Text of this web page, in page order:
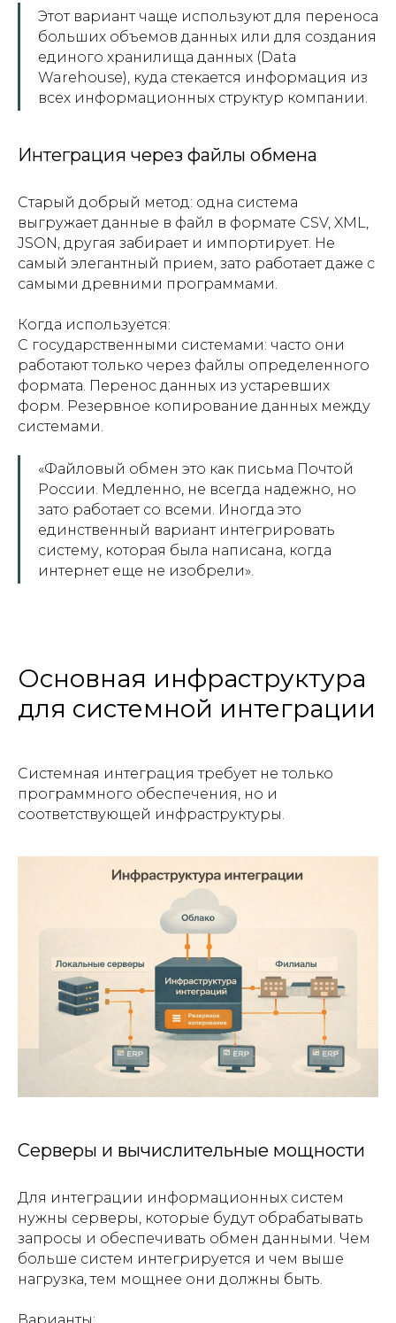
Этот вариант чаще используют для переноса
больших объемов данных или для создания
единого хранилища данных (Data
Warehouse), куда стекается информация из
всех информационных структур компании.
Интеграция через файлы обмена
Старый добрый метод: одна система
выгружает данные в файл в формате CSV, XML,
JSON, другая забирает и импортирует. Не
самый элегантный прием, зато работает даже с
самыми древними программами.
Когда используется:
С государственными системами: часто они
работают только через файлы определенного
формата. Перенос данных из устаревших
форм. Резервное копирование данных между
системами.
«Файловый обмен это как письма Почтой
России. Медленно, не всегда надежно, но
зато работает со всеми. Иногда это
единственный вариант интегрировать
систему, которая была написана, когда
интернет еще не изобрели».
Основная инфраструктура
для системной интеграции
Системная интеграция требует не только
программного обеспечения, но и
соответствующей инфраструктуры.
Серверы и вычислительные мощности
Для интеграции информационных систем
нужны серверы, которые будут обрабатывать
запросы и обеспечивать обмен данными. Чем
больше систем интегрируется и чем выше
нагрузка, тем мощнее они должны быть.